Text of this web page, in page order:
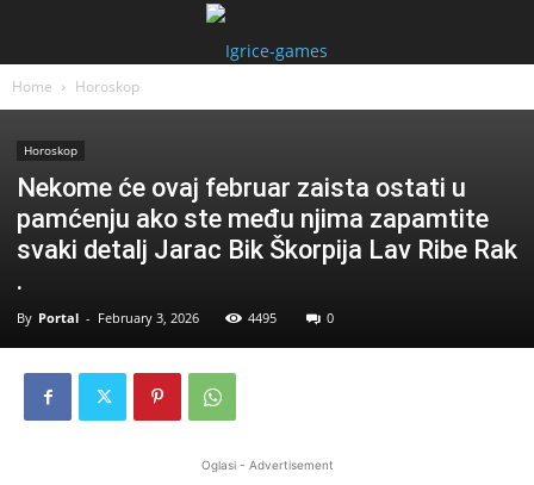
Home Horoskop
Horoskop
Nekome će ovaj februar zaista ostati u
pamćenju ako ste među njima zapamtite
svaki detalj Jarac Bik Škorpija Lav Ribe Rak
.
By Portal - February 3, 2026 4495 0
Oglasi - Advertisement